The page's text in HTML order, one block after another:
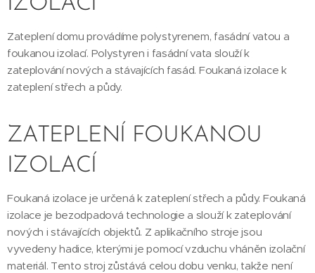
Zateplení domu provádíme polystyrenem, fasádní vatou a
foukanou izolací. Polystyren i fasádní vata slouží k
zateplování nových a stávajících fasád. Foukaná izolace k
zateplení střech a půdy.
ZATEPLENÍ FOUKANOU
IZOLACÍ
Foukaná izolace je určená k zateplení střech a půdy. Foukaná
izolace je bezodpadová technologie a slouží k zateplování
nových i stávajících objektů. Z aplikačního stroje jsou
vyvedeny hadice, kterými je pomocí vzduchu vháněn izolační
materiál. Tento stroj zůstává celou dobu venku, takže není